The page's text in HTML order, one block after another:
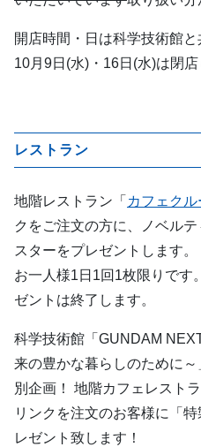
開店時間・日は科学技術館と
10月9日(水)・16日(水)は閉店
レストラン
地階レストラン「 カフェクル
クをご注文の方に、ノベル
スターをプレゼントします。
お一人様1日1回1枚限りです
ゼントは終了します。
科学技術館「GUNDAM
来の豊かな暮らしのために
別企画！ 地階カフェレスト
リンクを注文のお客様に「
レゼント致します！